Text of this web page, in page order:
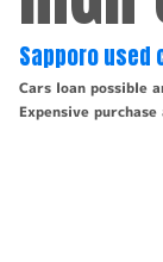
Sapporo used
Cars loan possible
Expensive